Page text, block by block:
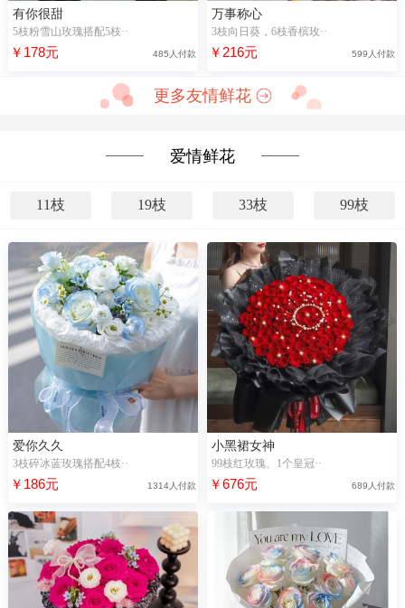
有你很甜
5枝粉雪山玫瑰搭配5枝··
￥178元 485人付款
万事称心
3枝向日葵，6枝香槟玫··
￥216元 599人付款
更多友情鲜花
爱情鲜花
11枝 19枝 33枝 99枝
爱你久久
3枝碎冰蓝玫瑰搭配4枝··
￥186元 1314人付款
小黑裙女神
99枝红玫瑰、1个皇冠··
￥676元 689人付款